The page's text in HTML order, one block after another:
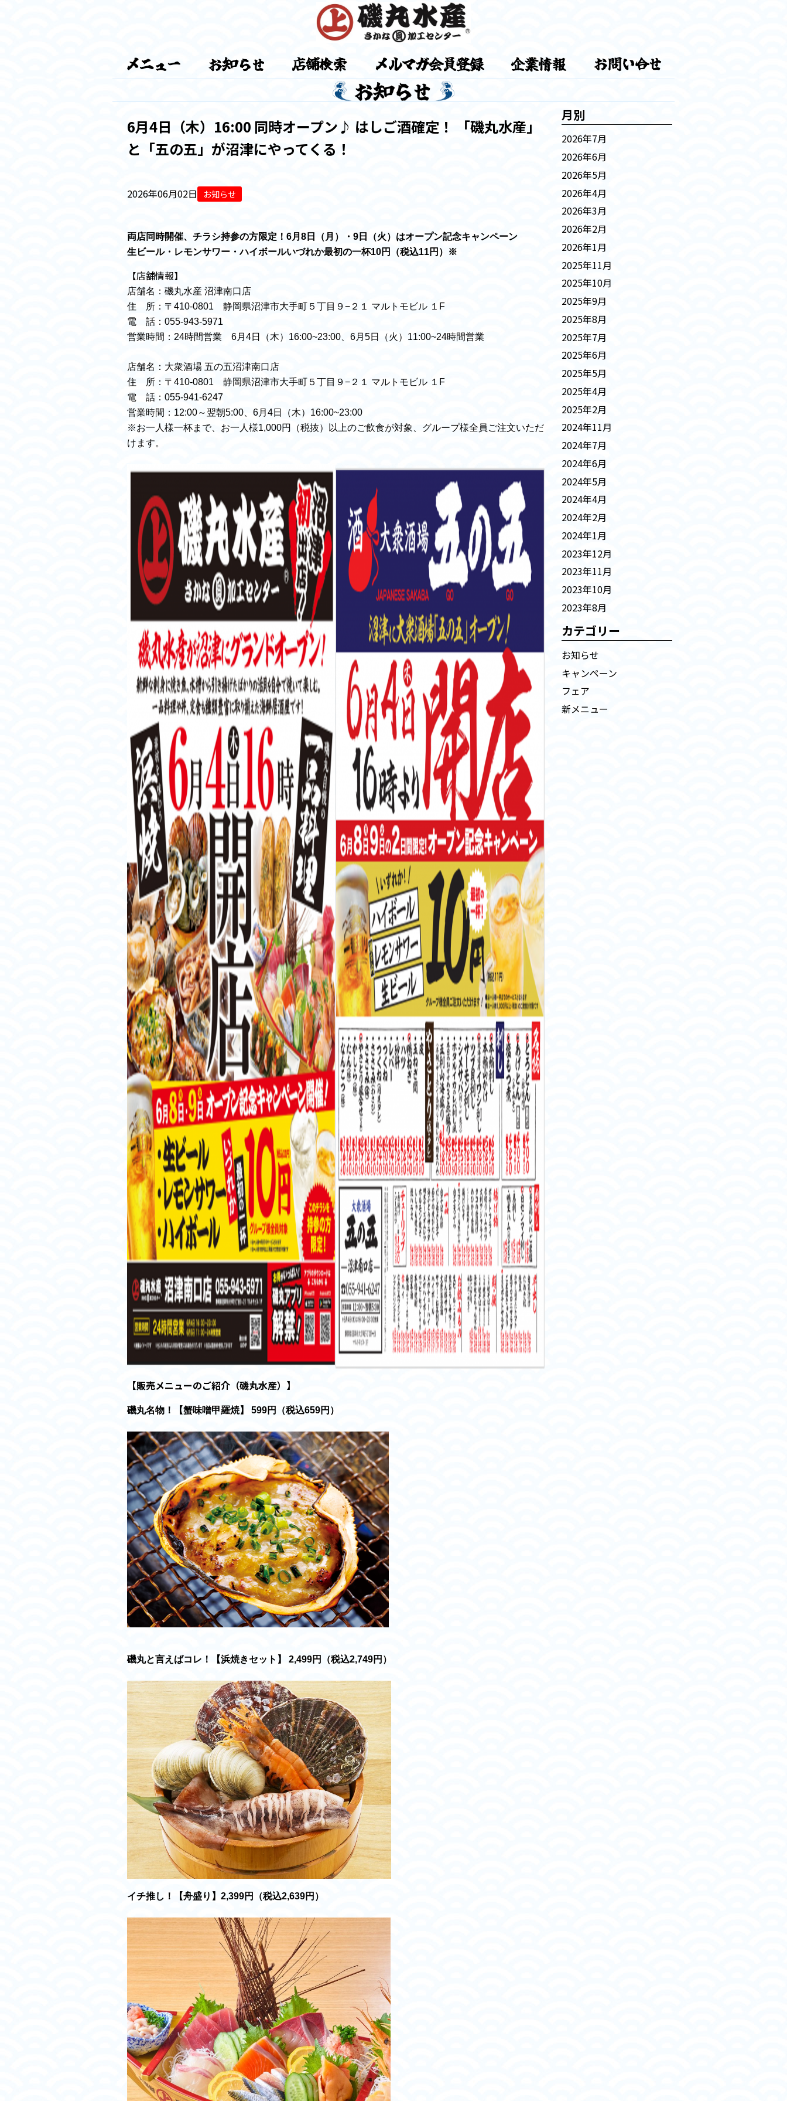
6月4日（木）16:00 同時オープン♪ はしご酒確定！ 「磯丸水産」
と「五の五」が沼津にやってくる！
2026年06月02日 お知らせ
両店同時開催、チラシ持参の方限定！6月8日（月）・9日（火）はオープン記念キャンペーン
生ビール・レモンサワー・ハイボールいづれか最初の一杯10円（税込11円）※
【店舗情報】
店舗名：磯丸水産 沼津南口店
住 所：〒410-0801 静岡県沼津市大手町５丁目９−２１ マルトモビル １F
電 話：055-943-5971
営業時間：24時間営業 6月4日（木）16:00~23:00、6月5日（火）11:00~24時間営業
店舗名：大衆酒場 五の五沼津南口店
住 所：〒410-0801 静岡県沼津市大手町５丁目９−２１ マルトモビル １F
電 話：055-941-6247
営業時間：12:00～翌朝5:00、6月4日（木）16:00~23:00
※お一人様一杯まで、お一人様1,000円（税抜）以上のご飲食が対象、グループ様全員ご注文いただ
けます。
【販売メニューのご紹介（磯丸水産）】
磯丸名物！【蟹味噌甲羅焼】599円（税込659円）
磯丸と言えばコレ！【浜焼きセット】 2,499円（税込2,749円）
イチ推し！【舟盛り】2,399円（税込2,639円）
月別
2026年7月
2026年6月
2026年5月
2026年4月
2026年3月
2026年2月
2026年1月
2025年11月
2025年10月
2025年9月
2025年8月
2025年7月
2025年6月
2025年5月
2025年4月
2025年2月
2024年11月
2024年7月
2024年6月
2024年5月
2024年4月
2024年2月
2024年1月
2023年12月
2023年11月
2023年10月
2023年8月
カテゴリー
お知らせ
キャンペーン
フェア
新メニュー